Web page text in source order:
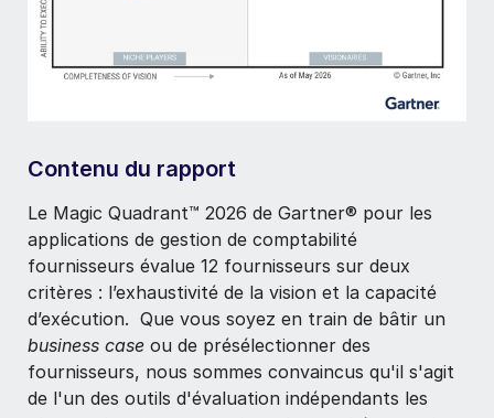
Contenu du rapport
Le Magic Quadrant™ 2026 de Gartner® pour les
applications de gestion de comptabilité
fournisseurs évalue 12 fournisseurs sur deux
critères : l’exhaustivité de la vision et la capacité
d’exécution. Que vous soyez en train de bâtir un
business case ou de présélectionner des
fournisseurs, nous sommes convaincus qu'il s'agit
de l'un des outils d'évaluation indépendants les